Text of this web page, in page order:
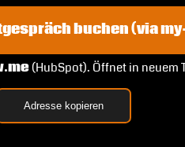
buchen (via
(HubSpot). Öffnet in neuem
Adresse kopieren